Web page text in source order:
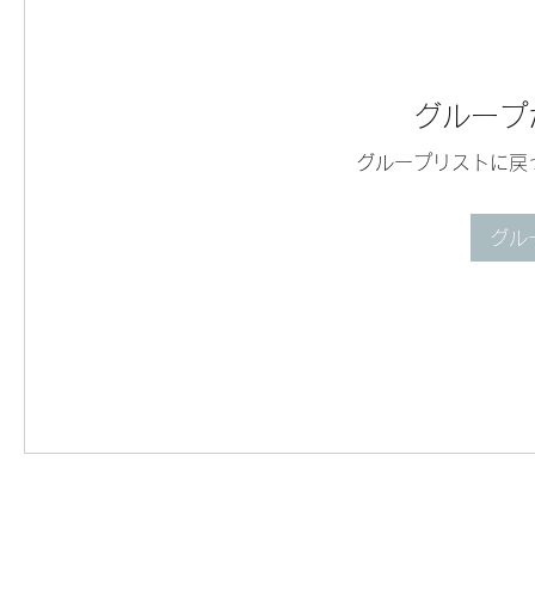
グルー
グループリストに
グル